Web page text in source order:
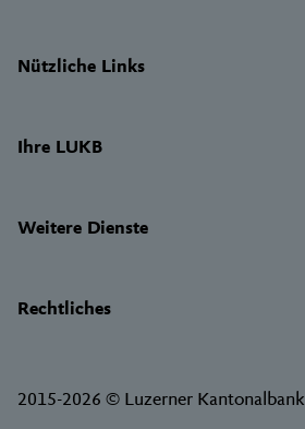
Nützliche Links
Ihre LUKB
Weitere Dienste
Rechtliches
2015-2026 © Luzerner Kantonalbank